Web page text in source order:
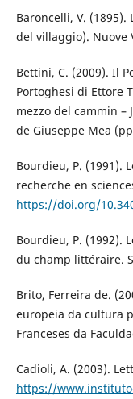
Baroncelli, V.
del villaggio). Nuove
Bettini, C. (2009). Il
Portoghesi di Ettore
mezzo del cammin –
de Giuseppe Mea
Bourdieu, P. (1991).
recherche en
https://doi.org/
Bourdieu, P. (1992).
du champ littéraire.
Brito, Ferreira de.
europeia da cultura
Franceses da
Cadioli, A. (2003).
https://